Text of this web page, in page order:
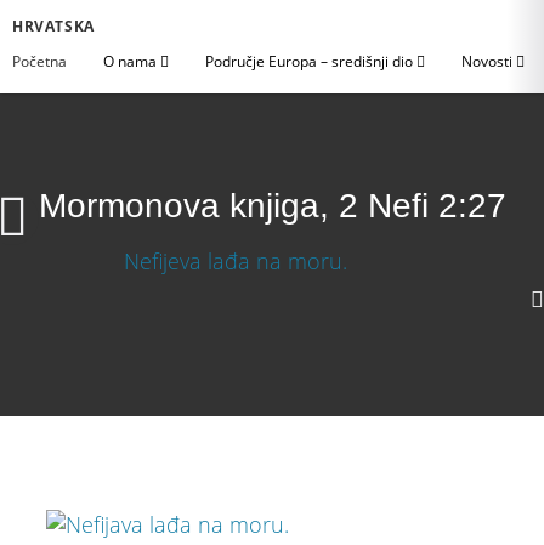
HRVATSKA
Početna
O nama Područje Europa – središnji dio Novosti
Mormonova knjiga, 2 Nefi 2:27